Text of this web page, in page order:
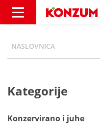
NASLOVNICA
Kategorije
Konzervirano i juhe